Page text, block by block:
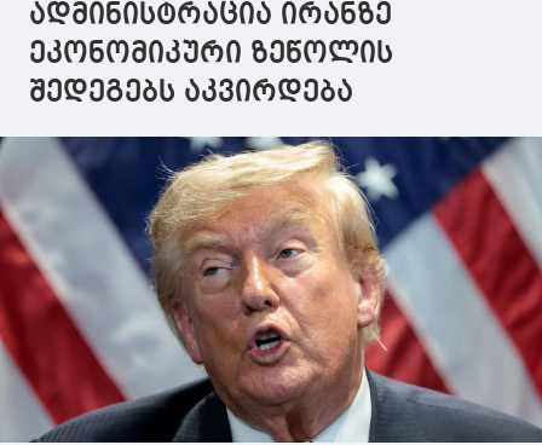
ადმინისტრაცია ირანზე
ეკონომიკური ზეწოლის
შედეგებს აკვირდება